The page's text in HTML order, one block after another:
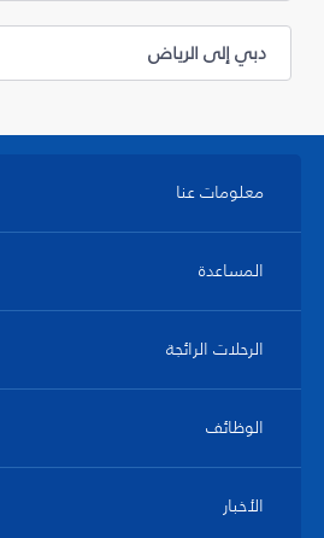
دبي إلى الرياض
معلومات عنا
المساعدة
الرحلات الرائجة
الوظائف
الأخبار